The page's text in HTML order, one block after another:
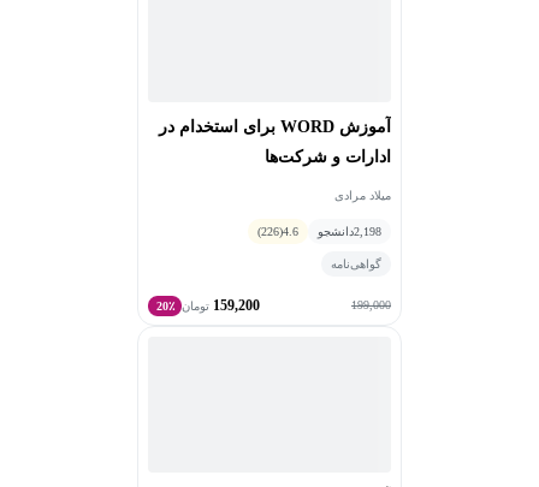
تجربه‌های ایشان در زمینه‌های مختلف مهندسی است.
آموزش WORD برای استخدام در
ادارات و شرکت‌ها
میلاد مرادی
2,198دانشجو 4.6
(226)
گواهی‌نامه
199,000
159,200 تومان 20٪